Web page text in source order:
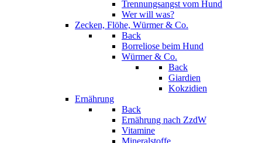
Trennungsangst vom Hund
Wer will was?
Zecken, Flöhe, Würmer & Co.
Back
Borreliose beim Hund
Würmer & Co.
Back
Giardien
Kokzidien
Ernährung
Back
Ernährung nach ZzdW
Vitamine
Mineralstoffe